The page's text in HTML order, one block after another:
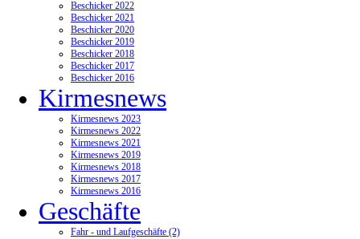
Beschicker 2022
Beschicker 2021
Beschicker 2020
Beschicker 2019
Beschicker 2018
Beschicker 2017
Beschicker 2016
Kirmesnews
Kirmesnews 2023
Kirmesnews 2022
Kirmesnews 2021
Kirmesnews 2019
Kirmesnews 2018
Kirmesnews 2017
Kirmesnews 2016
Geschäfte
Fahr - und Laufgeschäfte (2)